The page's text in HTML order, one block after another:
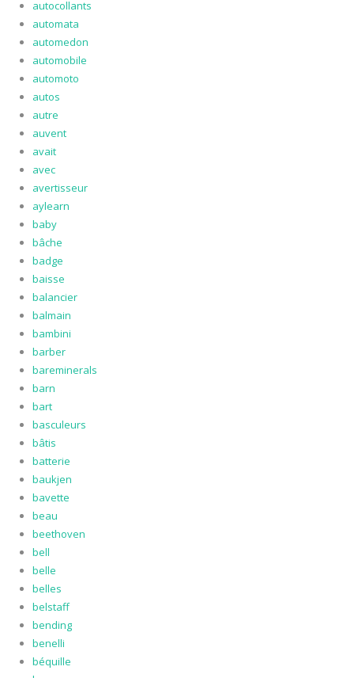
autocollants
automata
automedon
automobile
automoto
autos
autre
auvent
avait
avec
avertisseur
aylearn
baby
bâche
badge
baisse
balancier
balmain
bambini
barber
bareminerals
barn
bart
basculeurs
bâtis
batterie
baukjen
bavette
beau
beethoven
bell
belle
belles
belstaff
bending
benelli
béquille